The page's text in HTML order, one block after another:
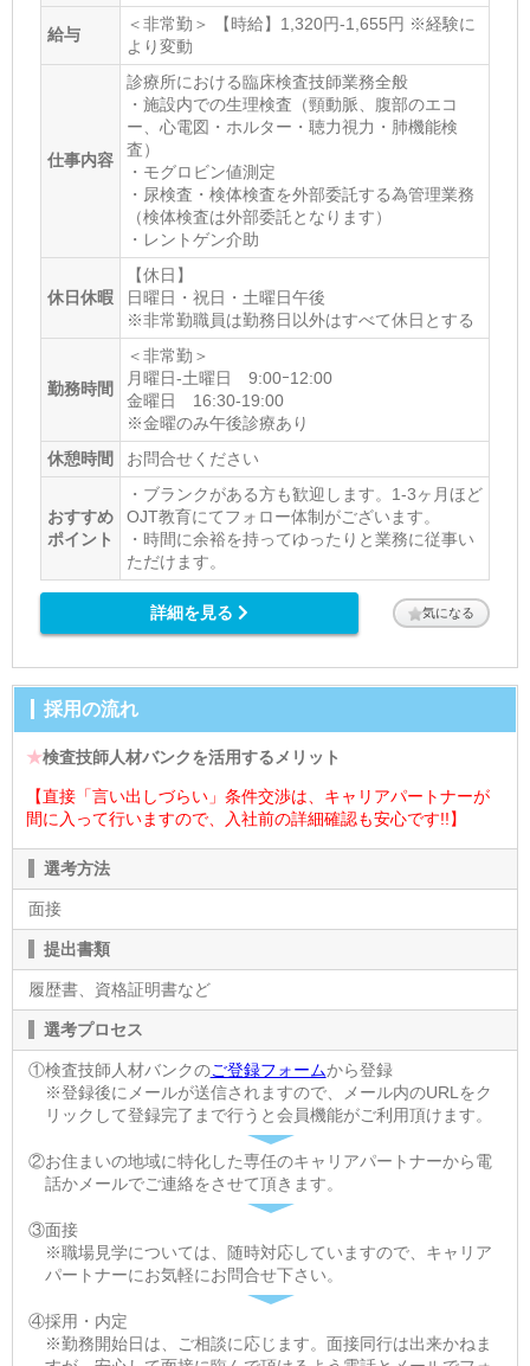
給与
＜非常勤＞ 【時給】1,320円-1,655円 ※経験に
より変動
仕事内容
診療所における臨床検査技師業務全般
・施設内での生理検査（頸動脈、腹部のエコ
ー、心電図・ホルター・聴力視力・肺機能検
査）
・モグロビン値測定
・尿検査・検体検査を外部委託する為管理業務
（検体検査は外部委託となります）
・レントゲン介助
休日休暇
【休日】
日曜日・祝日・土曜日午後
※非常勤職員は勤務日以外はすべて休日とする
勤務時間
＜非常勤＞
月曜日-土曜日 9:00ｰ12:00
金曜日 16:30-19:00
※金曜のみ午後診療あり
休憩時間
お問合せください
おすすめ
ポイント
・ブランクがある方も歓迎します。1-3ヶ月ほど
OJT教育にてフォロー体制がございます。
・時間に余裕を持ってゆったりと業務に従事い
ただけます。
詳細を見る 気になる
採用の流れ
★検査技師人材バンクを活用するメリット
【直接「言い出しづらい」条件交渉は、キャリアパートナーが
間に入って行いますので、入社前の詳細確認も安心です!!】
選考方法
面接
提出書類
履歴書、資格証明書など
選考プロセス
①検査技師人材バンクのご登録フォームから登録
※登録後にメールが送信されますので、メール内のURLをク
リックして登録完了まで行うと会員機能がご利用頂けます。
②お住まいの地域に特化した専任のキャリアパートナーから電
話かメールでご連絡をさせて頂きます。
③面接
※職場見学については、随時対応していますので、キャリア
パートナーにお気軽にお問合せ下さい。
④採用・内定
※勤務開始日は、ご相談に応じます。面接同行は出来かねま